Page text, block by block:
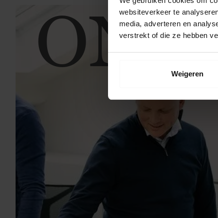
websiteverkeer te
media, adverteren en
verstrekt of die ze hebben
Weigeren
ONS